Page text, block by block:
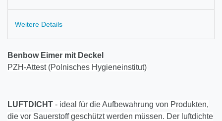
Weitere Details
Benbow Eimer mit Deckel
PZH-Attest (Polnisches Hygieneinstitut)
LUFTDICHT - ideal für die Aufbewahrung von Produkten,
die vor Sauerstoff geschützt werden müssen. Der luftdichte